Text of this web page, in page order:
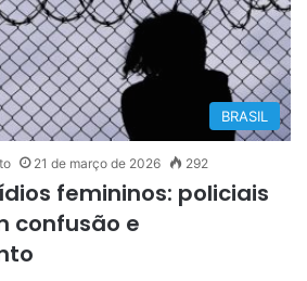
BRASIL
21 de março de 2026 292
femininos: policiais
confusão e